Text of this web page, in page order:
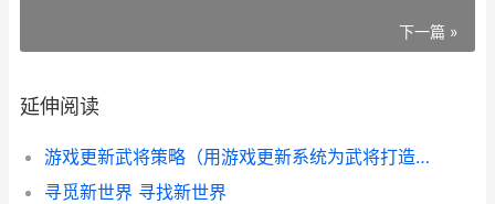
下一篇 »
延伸阅读
游戏更新武将策略（用游戏更新系统为武将打造无人能敌之道 武将升级系统
寻觅新世界 寻找新世界